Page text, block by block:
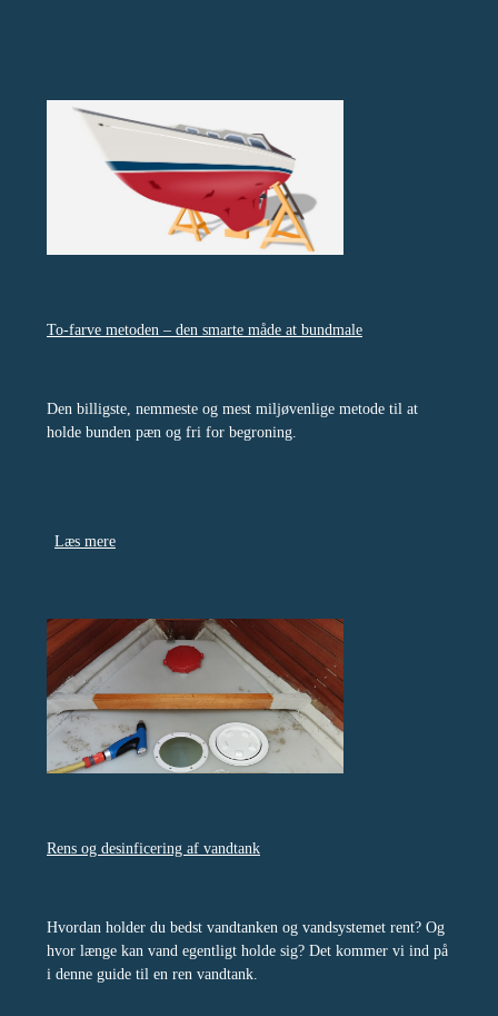
To-farve metoden – den smarte måde at bundmale
Den billigste, nemmeste og mest miljøvenlige metode til at
holde bunden pæn og fri for begroning.
Læs mere
Rens og desinficering af vandtank
Hvordan holder du bedst vandtanken og vandsystemet rent? Og
hvor længe kan vand egentligt holde sig? Det kommer vi ind på
i denne guide til en ren vandtank.